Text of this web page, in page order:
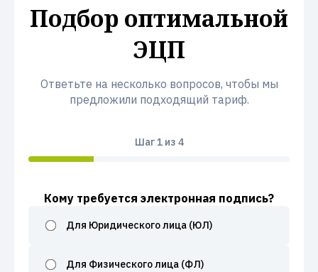
Подбор оптимальной
ЭЦП
Ответьте на несколько вопросов, чтобы мы
предложили подходящий тариф.
Шаг1из 4
Кому требуется электронная подпись?
Для Юридического лица (ЮЛ)
Для Физического лица (ФЛ)